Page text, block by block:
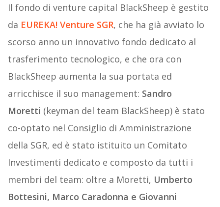
Il fondo di venture capital BlackSheep è gestito
da EUREKA! Venture SGR, che ha già avviato lo
scorso anno un innovativo fondo dedicato al
trasferimento tecnologico, e che ora con
BlackSheep aumenta la sua portata ed
arricchisce il suo management: Sandro
Moretti (keyman del team BlackSheep) è stato
co-optato nel Consiglio di Amministrazione
della SGR, ed è stato istituito un Comitato
Investimenti dedicato e composto da tutti i
membri del team: oltre a Moretti, Umberto
Bottesini, Marco Caradonna e Giovanni